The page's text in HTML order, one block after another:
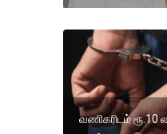
வணிகரிடம் ரூ.10